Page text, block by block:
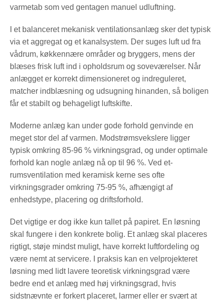
varmetab som ved gentagen manuel udluftning.
I et balanceret mekanisk ventilationsanlæg sker det typisk
via et aggregat og et kanalsystem. Der suges luft ud fra
vådrum, køkkennære områder og bryggers, mens der
blæses frisk luft ind i opholdsrum og soveværelser. Når
anlægget er korrekt dimensioneret og indreguleret,
matcher indblæsning og udsugning hinanden, så boligen
får et stabilt og behageligt luftskifte.
Moderne anlæg kan under gode forhold genvinde en
meget stor del af varmen. Modstrømsvekslere ligger
typisk omkring 85-96 % virkningsgrad, og under optimale
forhold kan nogle anlæg nå op til 96 %. Ved et-
rumsventilation med keramisk kerne ses ofte
virkningsgrader omkring 75-95 %, afhængigt af
enhedstype, placering og driftsforhold.
Det vigtige er dog ikke kun tallet på papiret. En løsning
skal fungere i den konkrete bolig. Et anlæg skal placeres
rigtigt, støje mindst muligt, have korrekt luftfordeling og
være nemt at servicere. I praksis kan en velprojekteret
løsning med lidt lavere teoretisk virkningsgrad være
bedre end et anlæg med høj virkningsgrad, hvis
sidstnævnte er forkert placeret, larmer eller er svært at